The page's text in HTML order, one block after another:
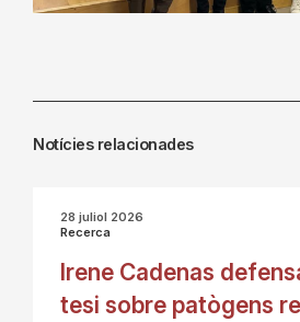
Notícies relacionades
28 juliol 2026
Recerca
Irene Cadenas
tesi sobre patògens